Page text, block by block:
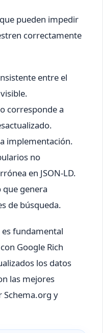
pueden impedir
correctamente
entre el
corresponde a
implementación.
no
en JSON-LD.
genera
de búsqueda.
fundamental
Google Rich
los datos
las mejores
Schema.org y